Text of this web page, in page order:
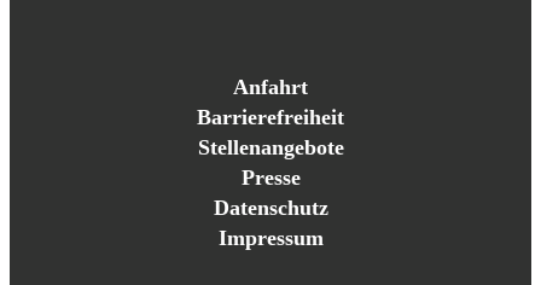
Anfahrt
Barrierefreiheit
Stellenangebote
Presse
Datenschutz
Impressum